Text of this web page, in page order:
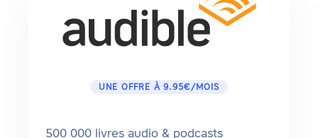
UNE OFFRE À 9.95€/MOIS
500 000 livres audio & podcasts